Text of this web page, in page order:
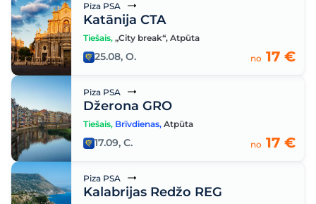
Piza PSA
Katānija CTA
Tiešais, „City break“, Atpūta
25.08, O. no 17 €
Piza PSA
Džerona GRO
Tiešais, Brīvdienas, Atpūta
17.09, C. no 17 €
Piza PSA
Kalabrijas Redžo REG